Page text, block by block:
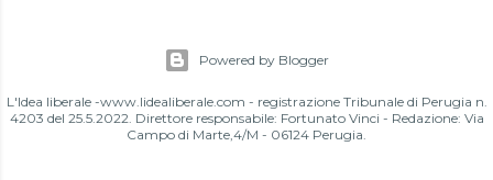
Powered by Blogger
L'Idea liberale -www.lidealiberale.com - registrazione Tribunale di Perugia n.
4203 del 25.5.2022. Direttore responsabile: Fortunato Vinci - Redazione: Via
Campo di Marte,4/M - 06124 Perugia.